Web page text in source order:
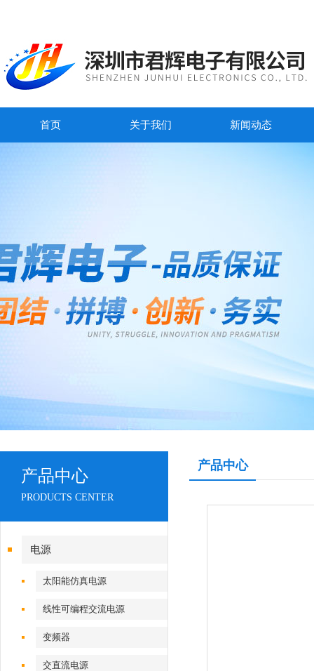
首页 关于我们 新闻动态
产品中心
PRODUCTS CENTER
电源
太阳能仿真电源
线性可编程交流电源
变频器
交直流电源
产品中心